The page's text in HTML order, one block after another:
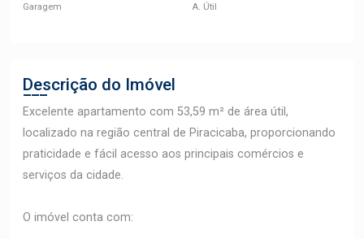
Garagem A. Útil
Descrição do Imóvel
Excelente apartamento com 53,59 m² de área útil,
localizado na região central de Piracicaba, proporcionando
praticidade e fácil acesso aos principais comércios e
serviços da cidade.
O imóvel conta com: